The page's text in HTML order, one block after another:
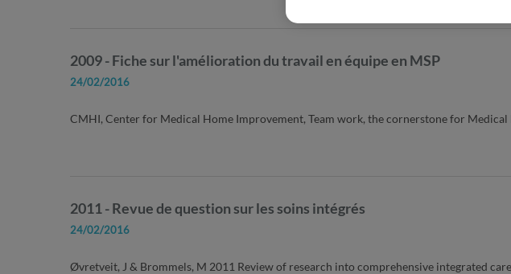
2009 - Fiche sur l'amélioration du travail en équipe en MSP
24/02/2016
CMHI, Center for Medical Home Improvement, Team work, the cornerstone for
2011 - Revue de question sur les soins intégrés
24/02/2016
Øvretveit, J & Brommels, M 2011 Review of research into comprehensive integrated